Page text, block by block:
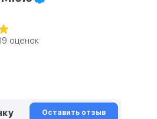
оценок
Оставить отзыв